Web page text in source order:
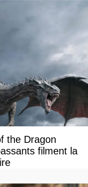
the Dragon
filment la